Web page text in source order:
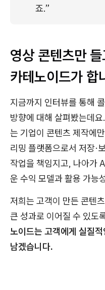
죠.”
영상 콘텐츠만
카테노이드가 합
지금까지 인터뷰를 통해
방향에 대해 살펴봤는데
는 기업이 콘텐츠 제작에
리밍 플랫폼으로서 저장·
작업을 책임지고, 나아가
운 수익 모델과 활용 가능
저희는 고객이 만든 콘텐
큰 성과로 이어질 수 있도
노이드는 고객에게 실질
남겠습니다.